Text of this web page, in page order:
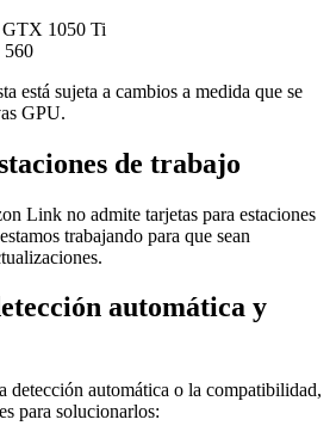
1050 Ti
está sujeta a cambios a medida que se
GPU.
de trabajo
Link no admite tarjetas para estaciones
trabajando para que sean
automática y
detección automática o la compatibilidad,
para solucionarlos: